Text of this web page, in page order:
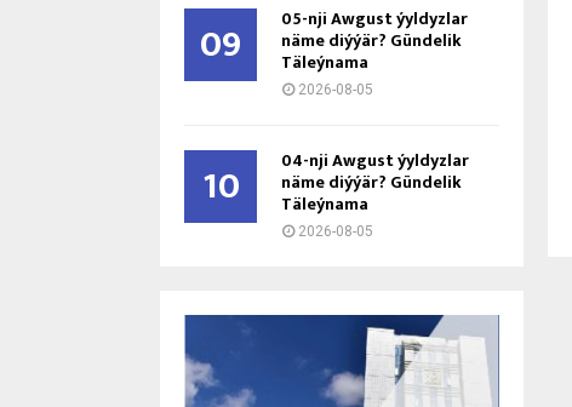
09 05-nji Awgust ýyldyzlar
näme diýýär? Gündelik
Täleýnama
2026-08-05
10 04-nji Awgust ýyldyzlar
näme diýýär? Gündelik
Täleýnama
2026-08-05